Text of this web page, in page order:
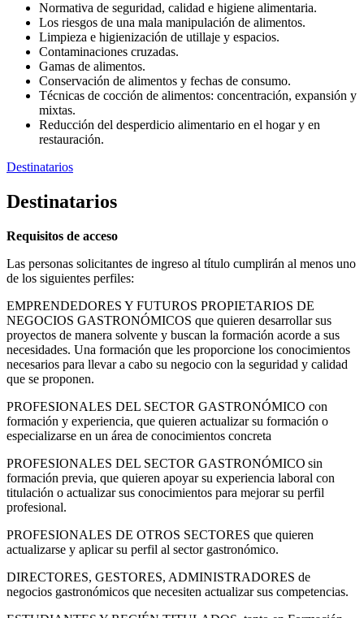
Normativa de seguridad, calidad e higiene alimentaria.
Los riesgos de una mala manipulación de alimentos.
Limpieza e higienización de utillaje y espacios.
Contaminaciones cruzadas.
Gamas de alimentos.
Conservación de alimentos y fechas de consumo.
Técnicas de cocción de alimentos: concentración, expansión y
mixtas.
Reducción del desperdicio alimentario en el hogar y en
restauración.
Destinatarios
Destinatarios
Requisitos de acceso
Las personas solicitantes de ingreso al título cumplirán al menos uno
de los siguientes perfiles:
EMPRENDEDORES Y FUTUROS PROPIETARIOS DE
NEGOCIOS GASTRONÓMICOS que quieren desarrollar sus
proyectos de manera solvente y buscan la formación acorde a sus
necesidades. Una formación que les proporcione los conocimientos
necesarios para llevar a cabo su negocio con la seguridad y calidad
que se proponen.
PROFESIONALES DEL SECTOR GASTRONÓMICO con
formación y experiencia, que quieren actualizar su formación o
especializarse en un área de conocimientos concreta
PROFESIONALES DEL SECTOR GASTRONÓMICO sin
formación previa, que quieren apoyar su experiencia laboral con
titulación o actualizar sus conocimientos para mejorar su perfil
profesional.
PROFESIONALES DE OTROS SECTORES que quieren
actualizarse y aplicar su perfil al sector gastronómico.
DIRECTORES, GESTORES, ADMINISTRADORES de
negocios gastronómicos que necesiten actualizar sus competencias.